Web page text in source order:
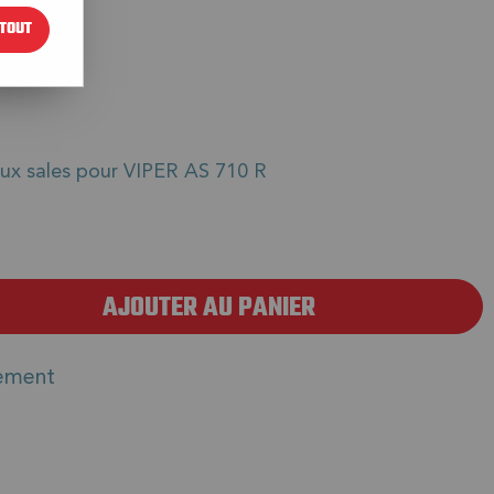
sales pour VIPER AS 710 R
AJOUTER AU PANIER